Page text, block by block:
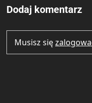
Dodaj komentarz
Musisz się